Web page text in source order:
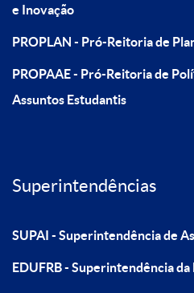
e Inovação
PROPLAN - Pró-Reitoria de
PROPAAE - Pró-Reitoria de
Assuntos Estudantis
Superintendências
SUPAI - Superintendência de
EDUFRB - Superintendência da